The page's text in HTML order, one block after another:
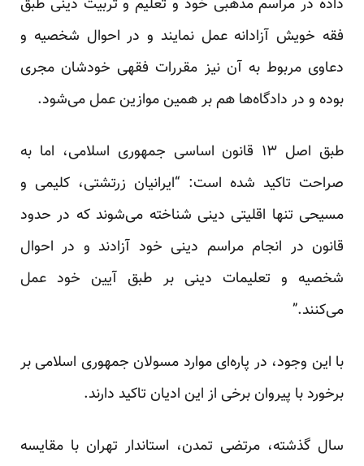
داده در مراسم مذهبی خود و تعلیم و تربیت دینی طبق
فقه خویش آزادانه عمل نمایند و در احوال شخصیه و
دعاوی مربوط به آن نیز مقررات فقهی خودشان مجری
بوده و در دادگاه‌ها هم بر همین موازین عمل می‌شود.
طبق اصل ۱۳ قانون اساسی جمهوری اسلامی، اما به
صراحت تاکید شده است: “ایرانیان زرتشتی، کلیمی و
مسیحی تنها اقلیتی دینی شناخته می‌شوند که در حدود
قانون در انجام مراسم دینی خود آزادند و در احوال
شخصیه و تعلیمات دینی بر طبق آیین خود عمل
می‌کنند.”
با این وجود، در پاره‌ای موارد مسولان جمهوری اسلامی بر
برخورد با پیروان برخی از این ادیان تاکید دارند.
سال گذشته، مرتضی تمدن، استاندار تهران با مقایسه